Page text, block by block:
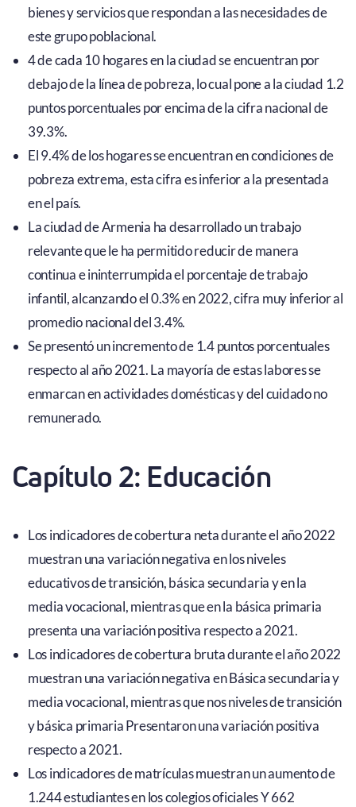
bienes y servicios que respondan a las necesidades de
este grupo poblacional.
4 de cada 10 hogares en la ciudad se encuentran por
debajo de la línea de pobreza, lo cual pone a la ciudad 1.2
puntos porcentuales por encima de la cifra nacional de
39.3%.
El 9.4% de los hogares se encuentran en condiciones de
pobreza extrema, esta cifra es inferior a la presentada
en el país.
La ciudad de Armenia ha desarrollado un trabajo
relevante que le ha permitido reducir de manera
continua e ininterrumpida el porcentaje de trabajo
infantil, alcanzando el 0.3% en 2022, cifra muy inferior al
promedio nacional del 3.4%.
Se presentó un incremento de 1.4 puntos porcentuales
respecto al año 2021. La mayoría de estas labores se
enmarcan en actividades domésticas y del cuidado no
remunerado.
Capítulo 2: Educación
Los indicadores de cobertura neta durante el año 2022
muestran una variación negativa en los niveles
educativos de transición, básica secundaria y en la
media vocacional, mientras que en la básica primaria
presenta una variación positiva respecto a 2021.
Los indicadores de cobertura bruta durante el año 2022
muestran una variación negativa en Básica secundaria y
media vocacional, mientras que nos niveles de transición
y básica primaria Presentaron una variación positiva
respecto a 2021.
Los indicadores de matrículas muestran un aumento de
1.244 estudiantes en los colegios oficiales Y 662